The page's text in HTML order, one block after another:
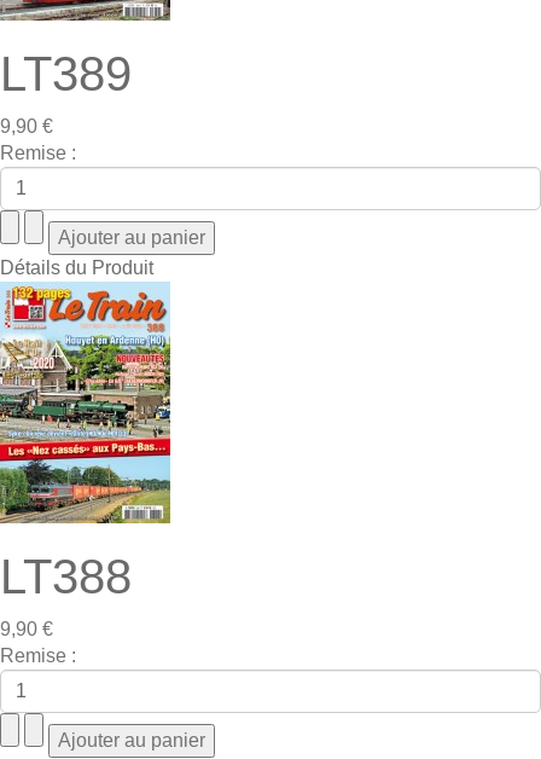
LT389
9,90 €
Remise :
Détails du Produit
LT388
9,90 €
Remise :